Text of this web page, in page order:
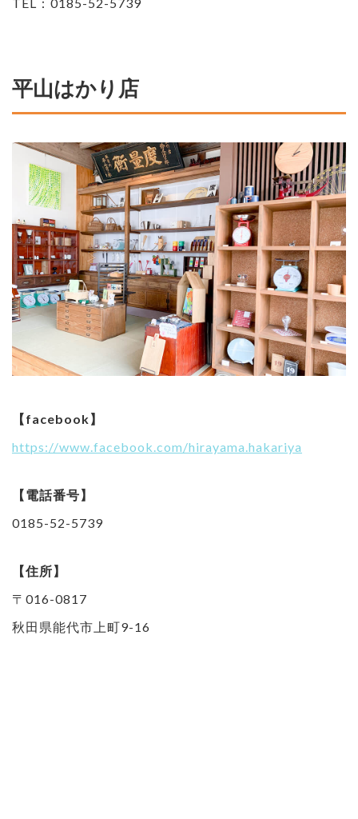
平山はかり店
【facebook】
https://www.facebook.com/hirayama.hakariya
【電話番号】
0185-52-5739
【住所】
〒016-0817
秋田県能代市上町9-16